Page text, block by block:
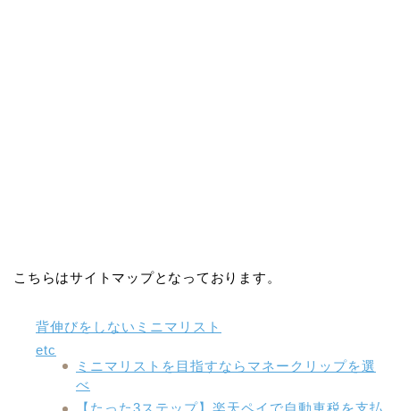
こちらはサイトマップとなっております。
背伸びをしないミニマリスト
etc
ミニマリストを目指すならマネークリップを選
べ
【たった3ステップ】楽天ペイで自動車税を支払